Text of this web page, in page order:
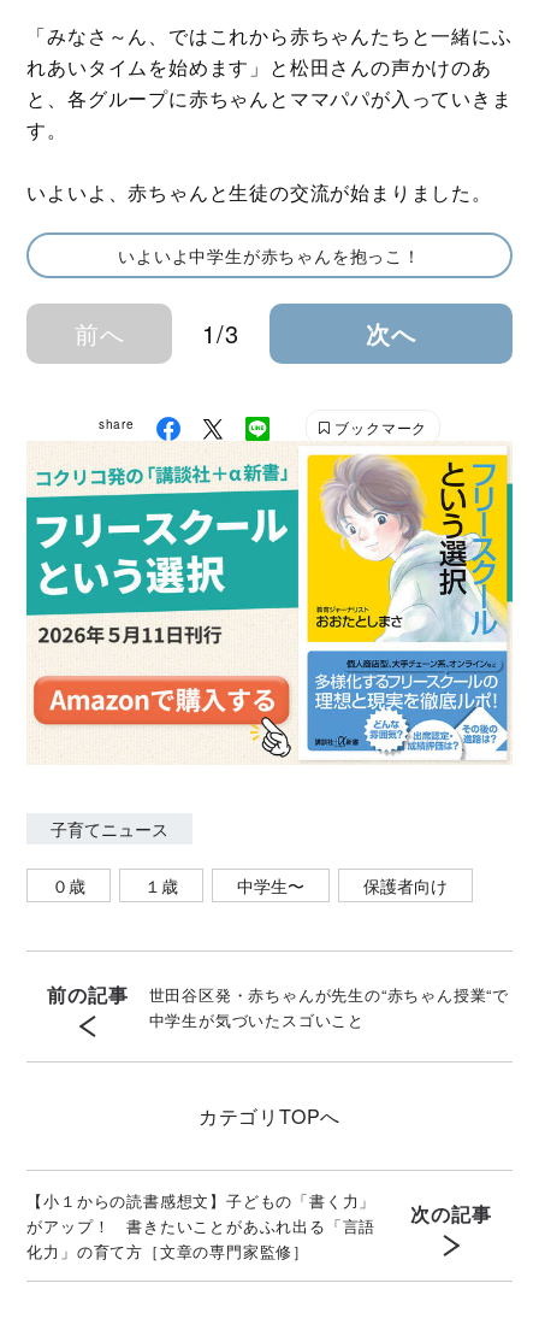
「みなさ～ん、ではこれから赤ちゃんたちと一緒にふ
れあいタイムを始めます」と松田さんの声かけのあ
と、各グループに赤ちゃんとママパパが入っていきま
す。
いよいよ、赤ちゃんと生徒の交流が始まりました。
いよいよ中学生が赤ちゃんを抱っこ！
前へ 1/3 次へ
share ブックマーク
子育てニュース
０歳 １歳 中学生〜 保護者向け
前の記事
世田谷区発・赤ちゃんが先生の“赤ちゃん授業“で
中学生が気づいたスゴいこと
カテゴリ TOPへ
【小１からの読書感想文】子どもの「書く力」
がアップ！ 書きたいことがあふれ出る「言語
化力」の育て方［文章の専門家監修］
次の記事